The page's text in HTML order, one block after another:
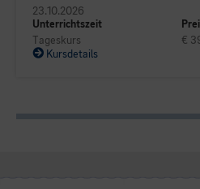
23.10.2026
Unterrichtszeit
Tageskurs
€
Kursdetails